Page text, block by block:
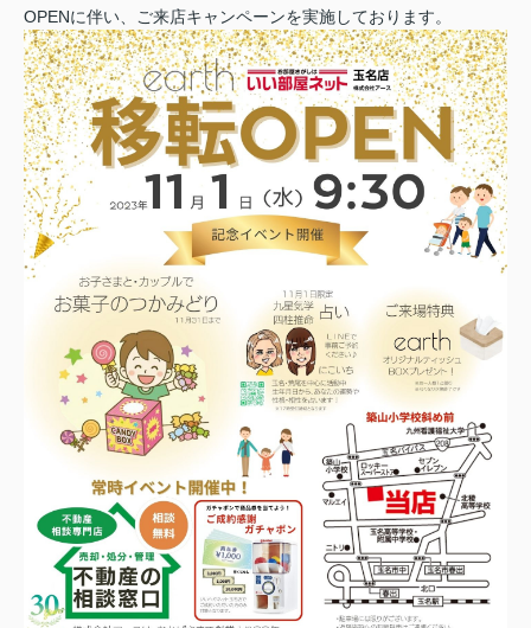
OPENに伴い、ご来店キャンペーンを実施しております。